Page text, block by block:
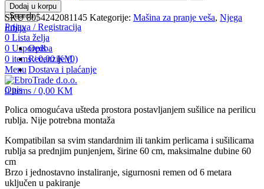
Search
Prijava / Registracija
0 Lista želja
0 Usporedba
0 items / 0,00KM
Menu
0items / 0,00 KM
Dodaj u korpu
SKU8054242081145 Kategorije: Mašina za pranje veša, Njega
rublja
Opis
Recenzije (0)
Dostava i plaćanje
Opis
Polica omogućava ušteda prostora postavljanjem sušilice na perilicu
rublja. Nije potrebna montaža
Kompatibilan sa svim standardnim ili tankim perlicama i sušilicama
rublja sa prednjim punjenjem, širine 60 cm, maksimalne dubine 60
cm
Brzo i jednostavno instaliranje, sigurnosni remen od 6 metara
uključen u pakiranje